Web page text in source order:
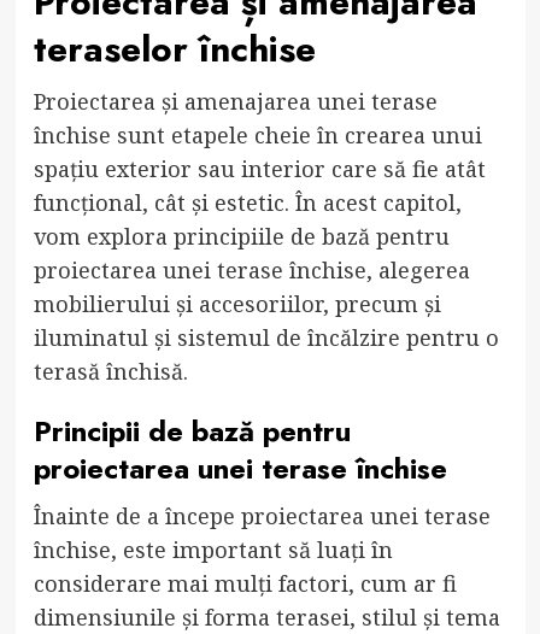
teraselor închise
Proiectarea și amenajarea unei terase
închise sunt etapele cheie în crearea unui
spațiu exterior sau interior care să fie atât
funcțional, cât și estetic. În acest capitol,
vom explora principiile de bază pentru
proiectarea unei terase închise, alegerea
mobilierului și accesoriilor, precum și
iluminatul și sistemul de încălzire pentru o
terasă închisă.
Principii de bază pentru
proiectarea unei terase închise
Înainte de a începe proiectarea unei terase
închise, este important să luați în
considerare mai mulți factori, cum ar fi
dimensiunile și forma terasei, stilul și tema